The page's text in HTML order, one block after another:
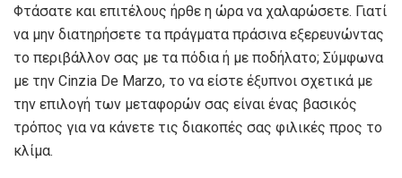
Φτάσατε και επιτέλους ήρθε η ώρα να χαλαρώσετε. Γιατί
να μην διατηρήσετε τα πράγματα πράσινα εξερευνώντας
το περιβάλλον σας με τα πόδια ή με ποδήλατο; Σύμφωνα
με την Cinzia De Marzo, το να είστε έξυπνοι σχετικά με
την επιλογή των μεταφορών σας είναι ένας βασικός
τρόπος για να κάνετε τις διακοπές σας φιλικές προς το
κλίμα.